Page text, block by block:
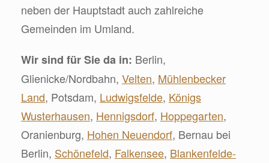
neben der Hauptstadt auch zahlreiche
Gemeinden im Umland.
Wir sind für Sie da in: Berlin,
Glienicke/Nordbahn, Velten, Mühlenbecker
Land, Potsdam, Ludwigsfelde, Königs
Wusterhausen, Hennigsdorf, Hoppegarten,
Oranienburg, Hohen Neuendorf, Bernau bei
Berlin, Schönefeld, Falkensee, Blankenfelde-